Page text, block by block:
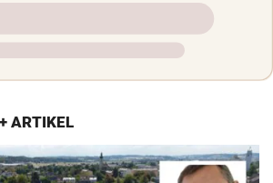
ARTIKEL